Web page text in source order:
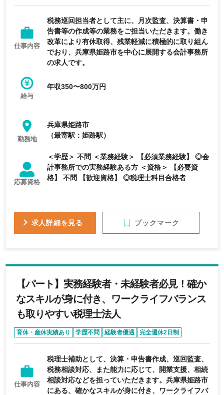
年間休日120日以上
仕事内容
税務巡回担当者として主に、月次監査、決算書・申
告書等の作成等の業務をご担当いただきます。働き
改革により有休取得、残業軽減に積極的に取り組ん
でおり、兵庫県姫路市を中心に展開する会計事務所
の求人です。
給与
年収350〜800万円
勤務地
兵庫県姫路市
（最寄駅：姫路駅）
応募資格
＜学歴＞ 不問 ＜業務経験＞ 【必須業務経験】 ◎会
計事務所での実務経験ある方 ＜資格＞ 【必要資
格】 不問 【歓迎資格】 ◎税理士科目合格者
求人詳細を見る ブックマーク
【パート】実務経験者・未経験者必見！確か
なスキルが身に付き、ワークライフバランス
も取りやすい税理士法人
育休・産休実績あり 学歴不問 経験者優遇
完全週休2日制
エージェントおすすめ求人
仕事内容
税理士補助として、決算・申告書作成、巡回監査、
税務相談対応、また能力に応じて、開業支援、相続
相談対応などを担っていただきます。兵庫県姫路市
にある、確かなスキルが身に付き、ワークライフバ